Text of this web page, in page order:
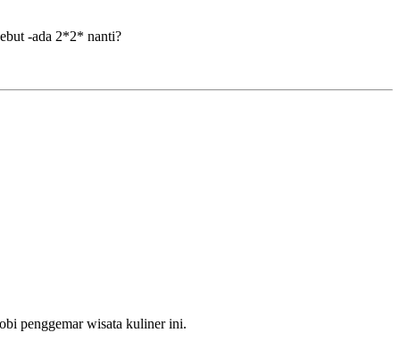
-ada 2*2* nanti?
penggemar wisata kuliner ini.